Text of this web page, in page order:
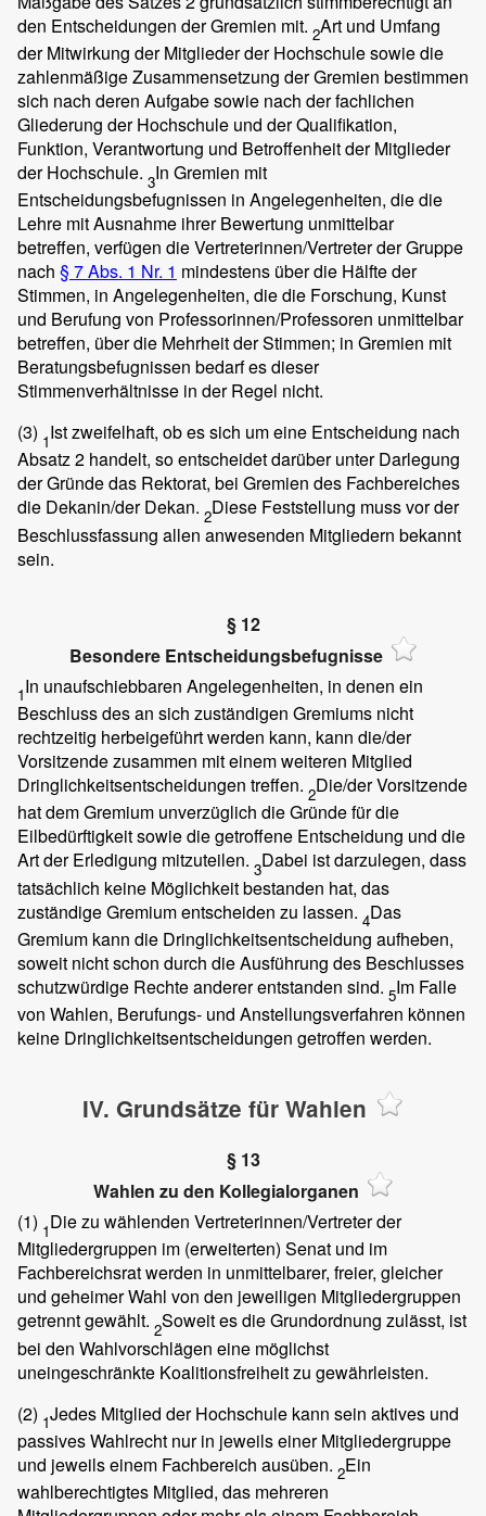
den Entscheidungen der Gremien mit. 2Art und Umfang
der Mitwirkung der Mitglieder der Hochschule sowie die
zahlenmäßige Zusammensetzung der Gremien bestimmen
sich nach deren Aufgabe sowie nach der fachlichen
Gliederung der Hochschule und der Qualifikation,
Funktion, Verantwortung und Betroffenheit der Mitglieder
der Hochschule. 3In Gremien mit
Entscheidungsbefugnissen in Angelegenheiten, die die
Lehre mit Ausnahme ihrer Bewertung unmittelbar
betreffen, verfügen die Vertreterinnen/Vertreter der Gruppe
nach § 7 Abs. 1 Nr. 1 mindestens über die Hälfte der
Stimmen, in Angelegenheiten, die die Forschung, Kunst
und Berufung von Professorinnen/Professoren unmittelbar
betreffen, über die Mehrheit der Stimmen; in Gremien mit
Beratungsbefugnissen bedarf es dieser
Stimmenverhältnisse in der Regel nicht.
(3) 1Ist zweifelhaft, ob es sich um eine Entscheidung nach
Absatz 2 handelt, so entscheidet darüber unter Darlegung
der Gründe das Rektorat, bei Gremien des Fachbereiches
die Dekanin/der Dekan. 2Diese Feststellung muss vor der
Beschlussfassung allen anwesenden Mitgliedern bekannt
sein.
§ 12
Besondere Entscheidungsbefugnisse
1In unaufschiebbaren Angelegenheiten, in denen ein
Beschluss des an sich zuständigen Gremiums nicht
rechtzeitig herbeigeführt werden kann, kann die/der
Vorsitzende zusammen mit einem weiteren Mitglied
Dringlichkeitsentscheidungen treffen. 2Die/der Vorsitzende
hat dem Gremium unverzüglich die Gründe für die
Eilbedürftigkeit sowie die getroffene Entscheidung und die
Art der Erledigung mitzuteilen. 3Dabei ist darzulegen, dass
tatsächlich keine Möglichkeit bestanden hat, das
zuständige Gremium entscheiden zu lassen. 4Das
Gremium kann die Dringlichkeitsentscheidung aufheben,
soweit nicht schon durch die Ausführung des Beschlusses
schutzwürdige Rechte anderer entstanden sind. 5Im Falle
von Wahlen, Berufungs- und Anstellungsverfahren können
keine Dringlichkeitsentscheidungen getroffen werden.
IV. Grundsätze für Wahlen
§ 13
Wahlen zu den Kollegialorganen
(1) 1Die zu wählenden Vertreterinnen/Vertreter der
Mitgliedergruppen im (erweiterten) Senat und im
Fachbereichsrat werden in unmittelbarer, freier, gleicher
und geheimer Wahl von den jeweiligen Mitgliedergruppen
getrennt gewählt. 2Soweit es die Grundordnung zulässt, ist
bei den Wahlvorschlägen eine möglichst
uneingeschränkte Koalitionsfreiheit zu gewährleisten.
(2) 1Jedes Mitglied der Hochschule kann sein aktives und
passives Wahlrecht nur in jeweils einer Mitgliedergruppe
und jeweils einem Fachbereich ausüben. 2Ein
wahlberechtigtes Mitglied, das mehreren